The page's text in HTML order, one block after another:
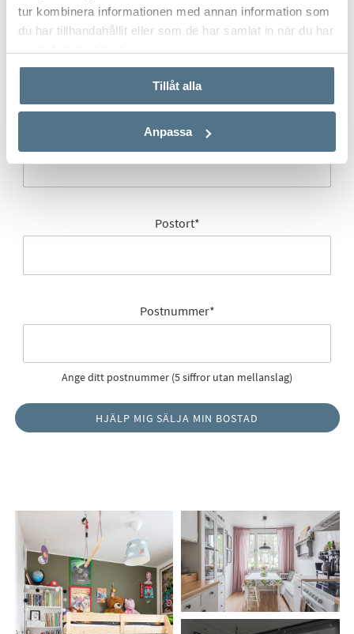
tur kombinera informationen med annan information som
du har tillhandahållit eller som de har samlat in när du har
Tillåt alla
Anpassa
Gatuadress (Välj adress)
Postort*
Postnummer*
Ange ditt postnummer (5 siffror utan mellanslag)